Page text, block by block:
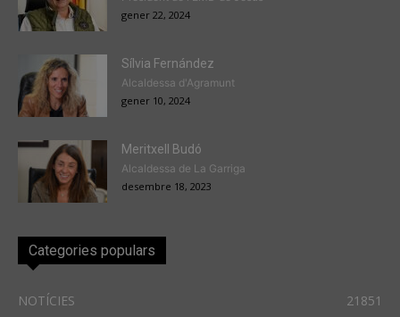
gener 22, 2024
Sílvia Fernández
Alcaldessa d'Agramunt
gener 10, 2024
Meritxell Budó
Alcaldessa de La Garriga
desembre 18, 2023
Categories populars
NOTÍCIES
21851